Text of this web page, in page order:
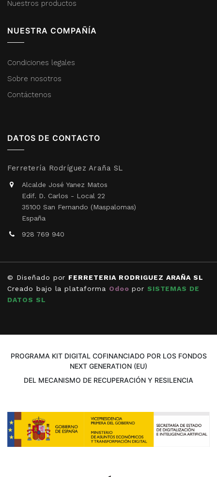
Nuestros productos
NUESTRA COMPAÑÍA
Condiciones legales
Sobre nosotros
Contáctenos
DATOS DE CONTACTO
Ferretería Rodríguez Araña SL
Alcalde José Yanez Matos
Edif. D. Carlos - Local 22
35100 San Fernando (Maspalomas)
España
928 769 940
© Diseñado por FERRETERIA RODRIGUEZ ARAÑA SL
Creado bajo la plataforma Odoo por SISTEMAS DE
DATOS SL
PROGRAMA KIT DIGITAL COFINANCIADO POR LOS FONDOS
NEXT GENERATION (EU)
DEL MECANISMO DE RECUPERACIÓN Y RESILENCIA